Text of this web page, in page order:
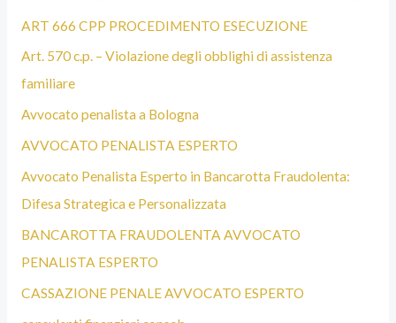
ART 666 CPP PROCEDIMENTO ESECUZIONE
Art. 570 c.p. – Violazione degli obblighi di assistenza
familiare
Avvocato penalista a Bologna
AVVOCATO PENALISTA ESPERTO
Avvocato Penalista Esperto in Bancarotta Fraudolenta:
Difesa Strategica e Personalizzata
BANCAROTTA FRAUDOLENTA AVVOCATO
PENALISTA ESPERTO
CASSAZIONE PENALE AVVOCATO ESPERTO